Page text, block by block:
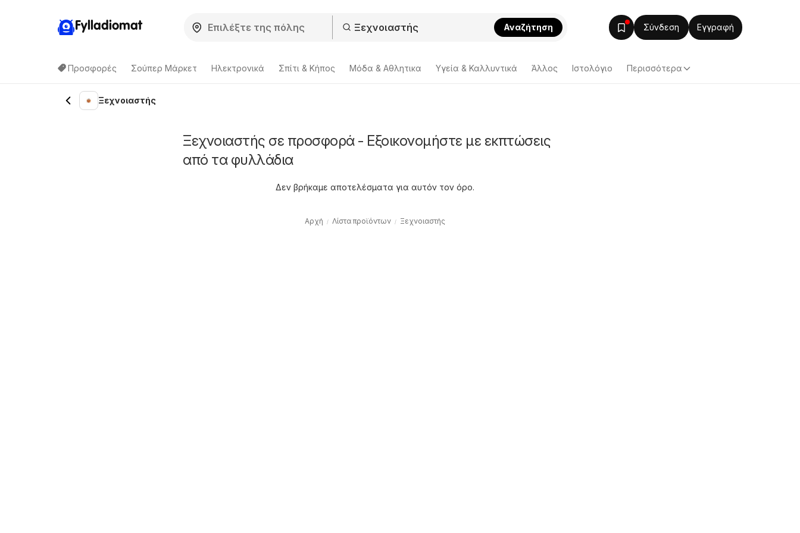
Fylladiomat Αναζήτηση Σύνδεση Εγγραφή
Προσφορές Σούπερ Μάρκετ Hλεκτρονικά Σπίτι & Κήπος Μόδα & Aθλητικα Υγεία & Καλλυντικά Άλλος Ιστολόγιο Περισσότερα
Ξεχνοιαστής
Ξεχνοιαστής σε προσφορά - Εξοικονομήστε με εκπτώσεις
από τα φυλλάδια
Δεν βρήκαμε αποτελέσματα για αυτόν τον όρο.
Αρχή Λίστα προϊόντων Ξεχνοιαστής